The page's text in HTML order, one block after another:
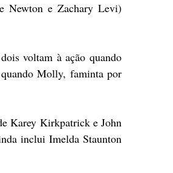
Newton e Zachary Levi)
voltam à ação quando
Molly, faminta por
Karey Kirkpatrick e John
inclui Imelda Staunton